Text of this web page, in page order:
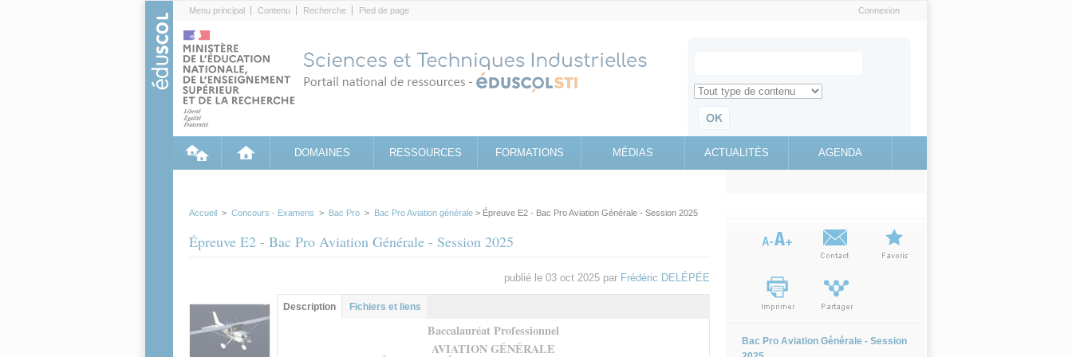
Menu principal Contenu Recherche Pied de page Connexion
Search for
Retrouvez toute l'information sur le site education.gouv.fr
DOMAINES RESSOURCES FORMATIONS MÉDIAS ACTUALITÉS AGENDA
Accueil > Concours - Examens > Bac Pro > Bac Pro Aviation générale > Épreuve E2 - Bac Pro Aviation Générale - Session 2025
Épreuve E2 - Bac Pro Aviation Générale - Session 2025
publié le 03 oct 2025 par Frédéric DELÉPÉE
Groupe principal
Description (onglet
actif)
Fichiers et liens
Baccalauréat Professionnel
AVIATION GÉNÉRALE
Bac Pro Aviation Générale - Session